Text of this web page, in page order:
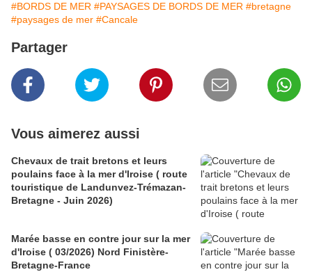
#BORDS DE MER #PAYSAGES DE BORDS DE MER #bretagne
#paysages de mer #Cancale
Partager
Vous aimerez aussi
Chevaux de trait bretons et leurs
poulains face à la mer d'Iroise ( route
touristique de Landunvez-Trémazan-
Bretagne - Juin 2026)
Marée basse en contre jour sur la mer
d'Iroise ( 03/2026) Nord Finistère-
Bretagne-France